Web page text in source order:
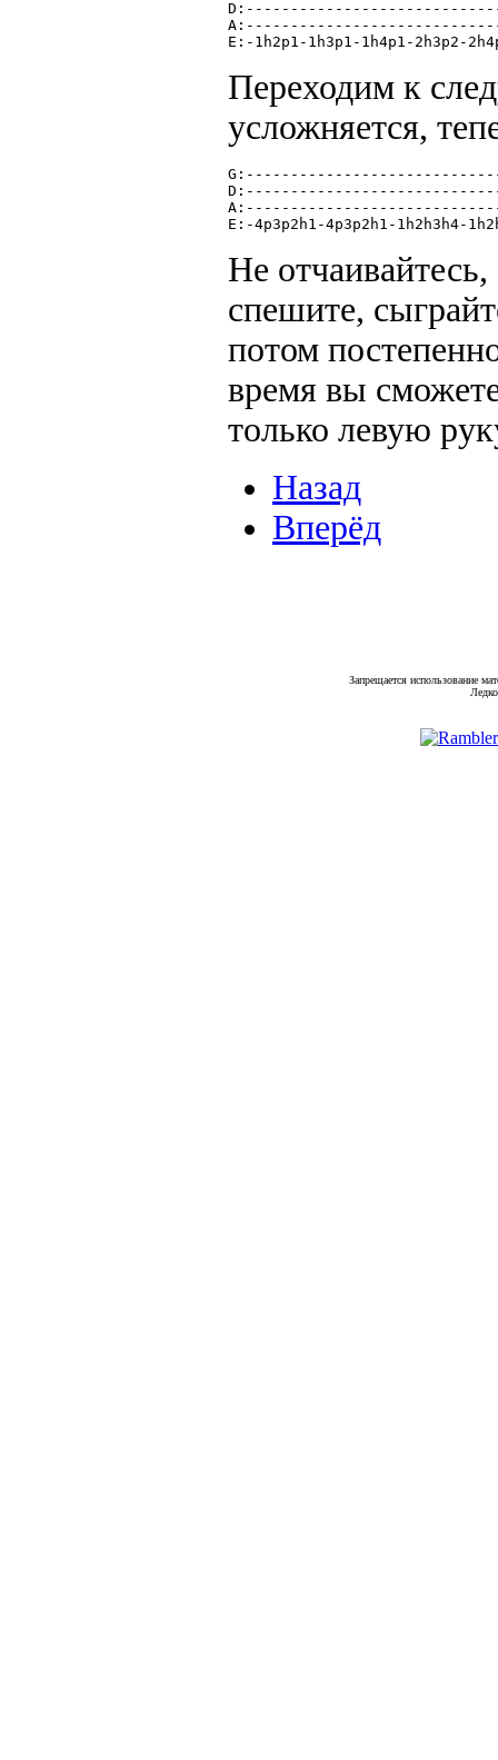
E:-1h2p1-1h3p1-1h4p1-2h3p2-
Переходим к
усложняется,
E:-4p3p2h1-4p3p2h1-1h2h3h4-
Не
спешите,
потом
время вы
только левую
Назад
Вперёд
Запрещается использование